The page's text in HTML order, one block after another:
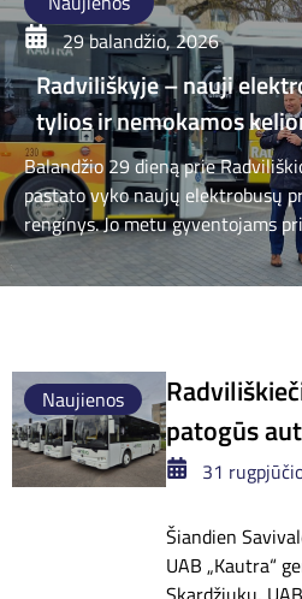
29 balandžio, 2026
Radviliškyje – nauji
tylios ir nemokamos
Balandžio 29 dieną prie
pastato vyko naujų elektrobusų
renginys. Jo metu gyventojams
Naujienos
patogūs
31
Šiandien
UAB „Kautra“